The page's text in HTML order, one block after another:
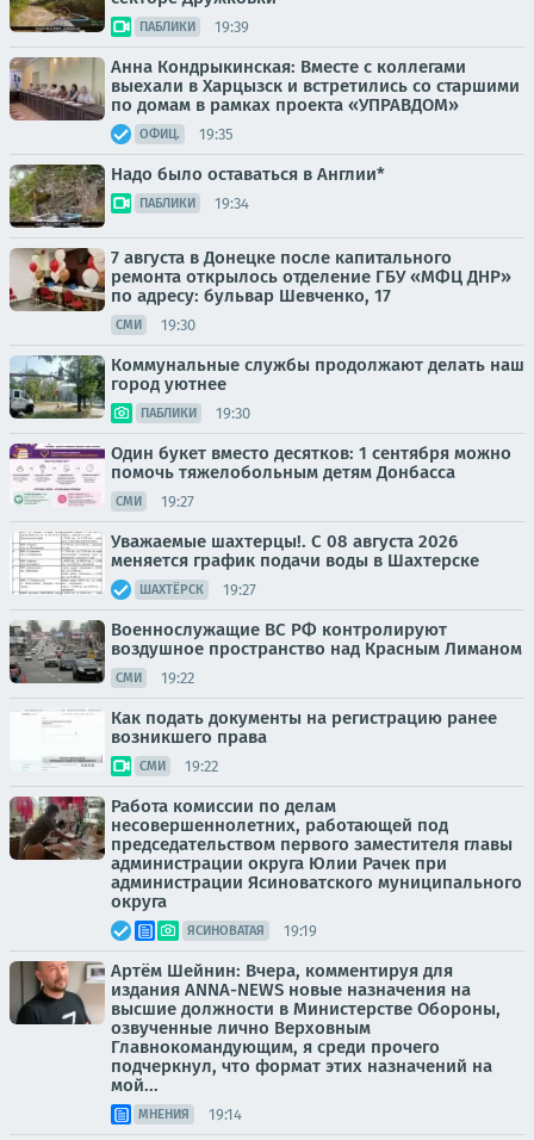
ПАБЛИКИ 19:39
Анна Кондрыкинская: Вместе с коллегами
выехали в Харцызск и встретились со старшими
по домам в рамках проекта «УПРАВДОМ»
ОФИЦ. 19:35
Надо было оставаться в Англии*
ПАБЛИКИ 19:34
7 августа в Донецке после капитального
ремонта открылось отделение ГБУ «МФЦ ДНР»
по адресу: бульвар Шевченко, 17
СМИ 19:30
Коммунальные службы продолжают делать наш
город уютнее
ПАБЛИКИ 19:30
Один букет вместо десятков: 1 сентября можно
помочь тяжелобольным детям Донбасса
СМИ 19:27
Уважаемые шахтерцы!. С 08 августа 2026
меняется график подачи воды в Шахтерске
ШАХТЁРСК 19:27
Военнослужащие ВС РФ контролируют
воздушное пространство над Красным Лиманом
СМИ 19:22
Как подать документы на регистрацию ранее
возникшего права
СМИ 19:22
Работа комиссии по делам
несовершеннолетних, работающей под
председательством первого заместителя главы
администрации округа Юлии Рачек при
администрации Ясиноватского муниципального
округа
ЯСИНОВАТАЯ 19:19
Артём Шейнин: Вчера, комментируя для
издания ANNA-NEWS новые назначения на
высшие должности в Министерстве Обороны,
озвученные лично Верховным
Главнокомандующим, я среди прочего
подчеркнул, что формат этих назначений на
мой...
МНЕНИЯ 19:14